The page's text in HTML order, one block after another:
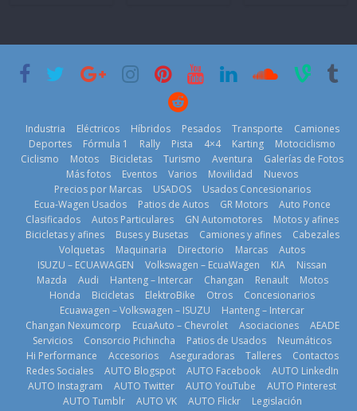
historia
11 de julio de
BMW, Toyota,
Bosch y
prueban flota
que usa
gasolina 100%
renovable
25 de julio de
2026
2026
La Vuelta al
Ecuador 2026,
edición 47ª,
recorre 7
provincias en 8
días
1 de agosto de
2026
29 de julio de
¿Qué puede
pasar con tu
vehículo si
permanece
varios días sin
usar?
3 de agosto de
2026
Industria Eléctricos Híbridos Pesados Transporte
Camiones
Deportes
Fórmula 1 Rally Pista 4×4 Karting
Motociclismo
Ciclismo
Motos Bicicletas Turismo Aventura
Galerías de Fotos
Más fotos
Eventos Varios Movilidad
Nuevos
Precios por Marcas
USADOS
Usados Concesionarios
Ecua-Wagen Usados
Patios de Autos GR Motors
Auto Ponce
Clasificados
Autos Particulares GN Automotores
Motos y afines
Bicicletas y afines
Buses y Busetas Camiones y afines
Cabezales
Volquetas
Maquinaria Directorio Marcas
Autos
ISUZU – ECUAWAGEN
Volkswagen – EcuaWagen KIA
Nissan
Mazda
Audi Hanteng – Intercar Changan Renault
Motos
Honda
Bicicletas ElektroBike Otros
Concesionarios
Ecuawagen – Volkswagen – ISUZU
Hanteng – Intercar
Changan Nexumcorp
EcuaAuto – Chevrolet Asociaciones
AEADE
Servicios
Consorcio Pichincha Patios de Usados
Neumáticos
Hi Performance
Accesorios Aseguradoras Talleres
Contactos
Redes Sociales
AUTO Blogspot AUTO Facebook
AUTO LinkedIn
AUTO Instagram
AUTO Twitter AUTO YouTube
AUTO Pinterest
AUTO Tumblr
AUTO VK AUTO Flickr Legislación